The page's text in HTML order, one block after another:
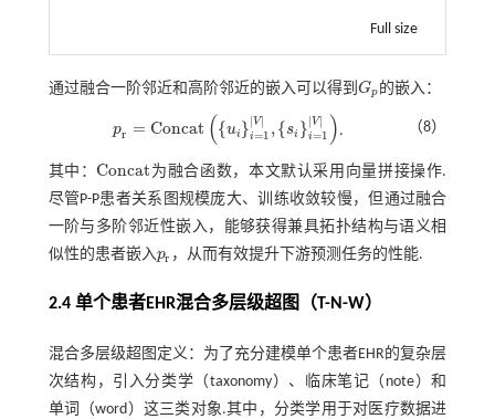
Full size
通过融合一阶邻近和高阶邻近的嵌入可以得到 Gp
Gp 的嵌入：
pr = Concat ({ui } V|
i=1 ,{si } V|
i=1 )
pr =Co ncatuii=1 | V|,si i=1| V | . （8）
其中：Concat
Concat
为融合函数，本文默认采用向量拼接操作.
尽管P-P患者关系图规模庞大、训练收敛较慢，但通过融合
一阶与多阶邻近性嵌入，能够获得兼具拓扑结构与语义相
似性的患者嵌入pr
pr ，从而有效提升下游预测任务的性能.
2.4 单个患者EHR混合多层级超图（T-N-W）
混合多层级超图定义：为了充分建模单个患者EHR的复杂层
次结构，引入分类学（taxonomy）、临床笔记（note）和
单词（word）这三类对象.其中，分类学用于对医疗数据进